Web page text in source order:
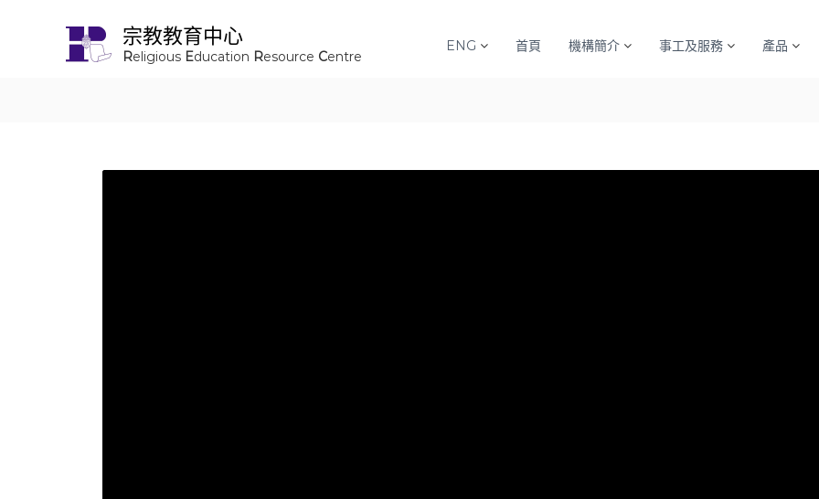
宗教教育中心
Religious Education Resource Centre
ENG 首頁 機構簡介 事工及服務 產品